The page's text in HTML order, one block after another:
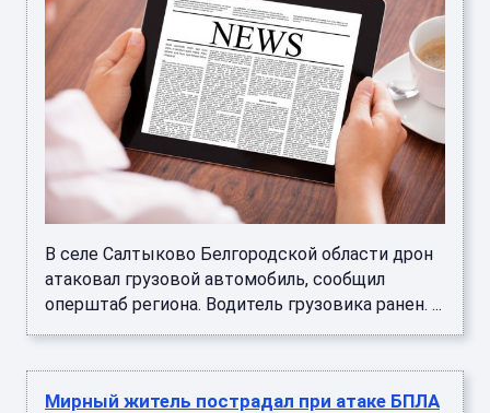
В селе Салтыково Белгородской области дрон
атаковал грузовой автомобиль, сообщил
оперштаб региона. Водитель грузовика ранен. ...
Мирный житель пострадал при атаке БПЛА